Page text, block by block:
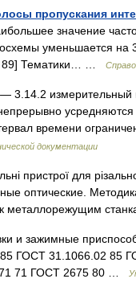
пропускания
значение
уменьшается на
89] Тематики… …
— 3.14.2 измерительный
времени
документации
пристрої для
оптические.
металлорежущим
и зажимные
ГОСТ 31.1066.02 85
71 ГОСТ 2675 80 …